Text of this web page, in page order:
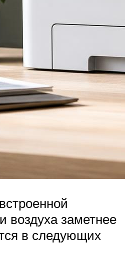
воздуха заметнее
в следующих